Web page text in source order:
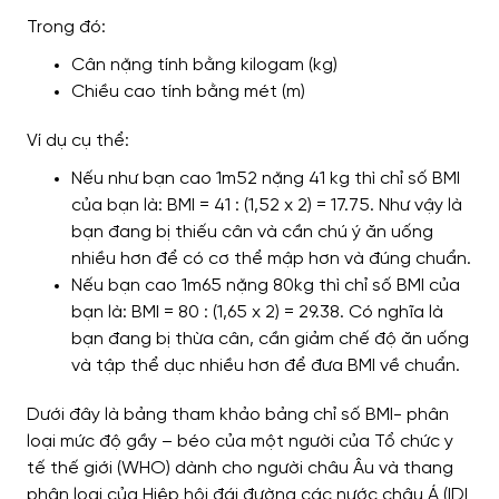
Trong đó:
Cân nặng tính bằng kilogam (kg)
Chiều cao tính bằng mét (m)
Ví dụ cụ thể:
Nếu như bạn cao 1m52 nặng 41 kg thì chỉ số BMI
của bạn là: BMI = 41 : (1,52 x 2) = 17.75. Như vậy là
bạn đang bị thiếu cân và cần chú ý ăn uống
nhiều hơn để có cơ thể mập hơn và đúng chuẩn.
Nếu bạn cao 1m65 nặng 80kg thì chỉ số BMI của
bạn là: BMI = 80 : (1,65 x 2) = 29.38. Có nghĩa là
bạn đang bị thừa cân, cần giảm chế độ ăn uống
và tập thể dục nhiều hơn để đưa BMI về chuẩn.
Dưới đây là bảng tham khảo bảng chỉ số BMI- phân
loại mức độ gầy – béo của một người của Tổ chức y
tế thế giới (WHO) dành cho người châu Âu và thang